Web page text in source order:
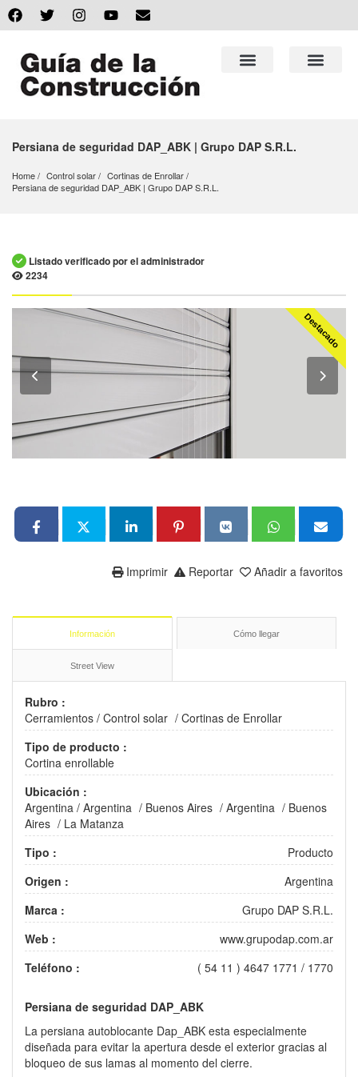
Persiana de seguridad DAP_ABK | Grupo DAP S.R.L.
Home Control solar
Cortinas de Enrollar
Persiana de seguridad DAP_ABK | Grupo DAP S.R.L.
Listado verificado por el administrador
2234
Destacado
Añadir a favoritos
Reportar
Imprimir
Información Cómo llegar
Street View
Rubro :
Cerramientos / Control solar / Cortinas de Enrollar
Tipo de producto :
Cortina enrollable
Ubicación :
Argentina / Argentina / Buenos Aires / Argentina / Buenos
Aires / La Matanza
Tipo :
Producto
Origen :
Argentina
Marca :
Grupo DAP S.R.L.
Web :
www.grupodap.com.ar
Teléfono :
( 54 11 ) 4647 1771 / 1770
Persiana de seguridad DAP_ABK
La persiana autoblocante Dap_ABK esta especialmente
diseñada para evitar la apertura desde el exterior gracias al
bloqueo de sus lamas al momento del cierre.